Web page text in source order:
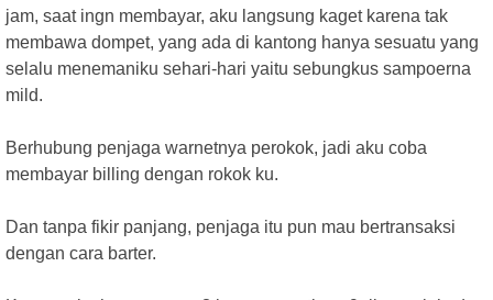
jam, saat ingn membayar, aku langsung kaget karena tak
membawa dompet, yang ada di kantong hanya sesuatu yang
selalu menemaniku sehari-hari yaitu sebungkus sampoerna
mild.
Berhubung penjaga warnetnya perokok, jadi aku coba
membayar billing dengan rokok ku.
Dan tanpa fikir panjang, penjaga itu pun mau bertransaksi
dengan cara barter.